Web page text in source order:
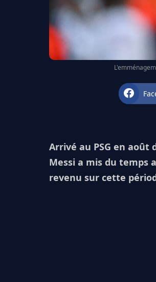
Arrivé au PSG en août
Messi a mis du temps
revenu sur cette